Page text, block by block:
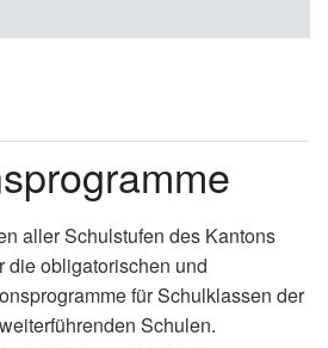
aller Schulstufen des Kantons
die obligatorischen und
für Schulklassen der
Schulen.